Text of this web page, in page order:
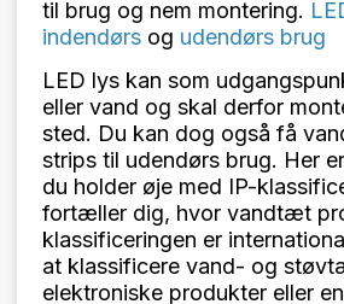
til brug og nem montering.
indendørs og udendørs brug
LED lys kan som
eller vand og skal derfor
sted. Du kan dog også få
strips til udendørs brug. Her
du holder øje med IP-
fortæller dig, hvor vandtæt
klassificeringen er
at klassificere vand- og
elektroniske produkter eller